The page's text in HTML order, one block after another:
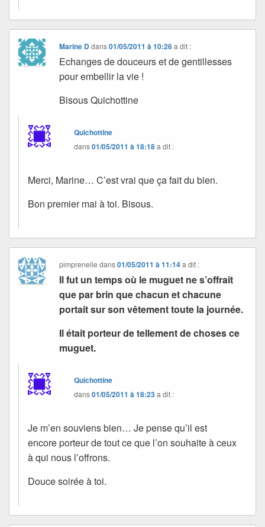
Marine Ddans01/05/2011 à 10:26 a dit :
Echanges de douceurs et de gentillesses
pour embellir la vie !
Bisous Quichottine
Quichottine
dans01/05/2011 à 18:18a dit :
Merci, Marine… C’est vrai que ça fait du bien.
Bon premier mai à toi. Bisous.
pimprenelle dans01/05/2011 à 11:14 a dit :
Il fut un temps où le muguet ne s’offrait
que par brin que chacun et chacune
portait sur son vêtement toute la journée.
Il était porteur de tellement de choses ce
muguet.
Quichottine
dans01/05/2011 à 18:23a dit :
Je m’en souviens bien… Je pense qu’il est
encore porteur de tout ce que l’on souhaite à ceux
à qui nous l’offrons.
Douce soirée à toi.